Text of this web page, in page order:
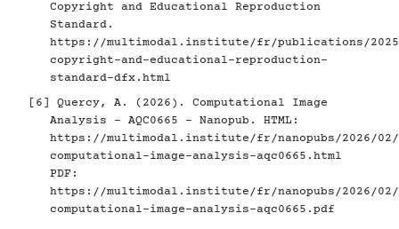
Copyright and Educational Reproduction
Standard.
https://multimodal.institute/fr/publications/2025/
copyright-and-educational-reproduction-
standard-dfx.html
[6]
Quercy, A. (2026). Computational Image
Analysis - AQC0665 - Nanopub. HTML:
https://multimodal.institute/fr/nanopubs/2026/02/
computational-image-analysis-aqc0665.html
PDF:
https://multimodal.institute/fr/nanopubs/2026/02/
computational-image-analysis-aqc0665.pdf